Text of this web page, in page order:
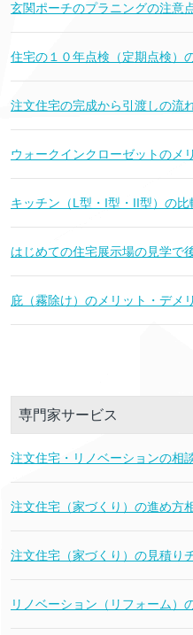
玄関ポーチのプラニングの注意
住宅の１０年点検（定期点検）
注文住宅の完成から引渡しの流
ウォークインクローゼットのメ
キッチン（L型・I型・II型）の
はじめての住宅展示場の見学で
庇（霧除け）のメリット・デメ
専門家サービス
注文住宅・リノベーションの相
注文住宅（家づくり）の進め方
注文住宅（家づくり）の見積り
リノベーション（リフォーム）